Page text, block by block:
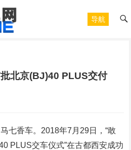
导航
北京(BJ)40 PLUS交付
七香车。2018年7月29日，“敢
PLUS交车仪式”在古都西安成功